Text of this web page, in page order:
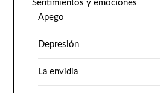
Sentimientos y emociones
Apego
Depresión
La envidia